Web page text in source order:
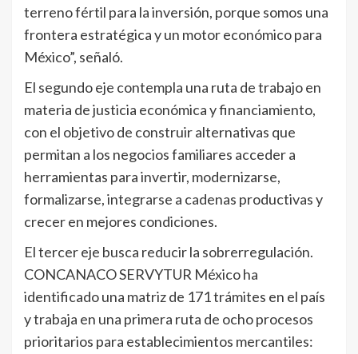
terreno fértil para la inversión, porque somos una
frontera estratégica y un motor económico para
México”, señaló.
El segundo eje contempla una ruta de trabajo en
materia de justicia económica y financiamiento,
con el objetivo de construir alternativas que
permitan a los negocios familiares acceder a
herramientas para invertir, modernizarse,
formalizarse, integrarse a cadenas productivas y
crecer en mejores condiciones.
El tercer eje busca reducir la sobrerregulación.
CONCANACO SERVYTUR México ha
identificado una matriz de 171 trámites en el país
y trabaja en una primera ruta de ocho procesos
prioritarios para establecimientos mercantiles: